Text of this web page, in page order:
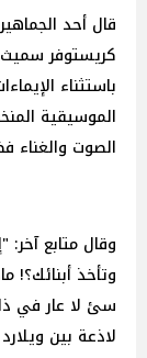
قال أحد
كريستوفر
باستثناء
الموسيقية
الصوت والغناء
وقال متابع
وتأخذ أبنائك؟!
سئ لا عار في
لاذعة بين